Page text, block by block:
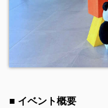
■ イベント概要